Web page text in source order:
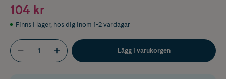
104 kr
Finns i lager, hos dig inom 1-2 vardagar
Lägg i varukorgen